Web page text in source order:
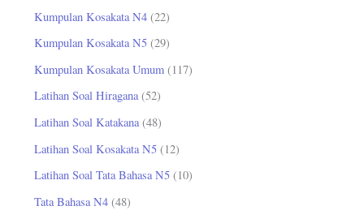
Kumpulan Kosakata N4 (22)
Kumpulan Kosakata N5 (29)
Kumpulan Kosakata Umum (117)
Latihan Soal Hiragana(52)
Latihan Soal Katakana(48)
Latihan Soal Kosakata N5 (12)
Latihan Soal Tata Bahasa N5 (10)
Tata Bahasa N4 (48)